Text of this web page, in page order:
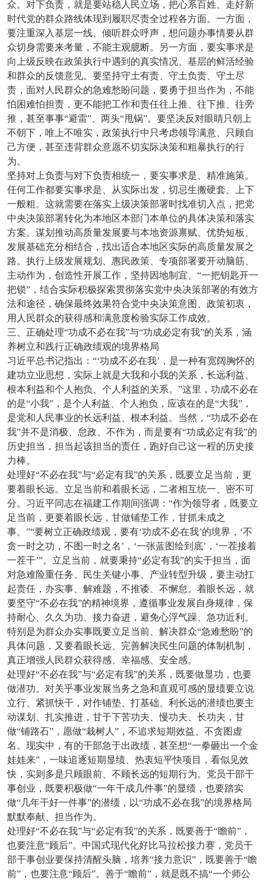
众。对下负责，就是要站稳人民立场，把心系百姓、走好新
时代党的群众路线体现到履职尽责全过程各方面。一方面，
要注重深入基层一线、倾听群众呼声，想问题办事情要从群
众切身需要来考量，不能主观臆断。另一方面，要实事求是
向上级反映在政策执行中遇到的真实情况、基层的鲜活经验
和群众的反馈意见。要坚持守土有责、守土负责、守土尽
责，面对人民群众的急难愁盼问题，要勇于担当作为，不能
怕困难怕担责，更不能把工作和责任往上推、往下推、往旁
推，甚至事事“避雷”、两头“甩锅”。要坚决反对眼睛只朝上
不朝下，唯上不唯实，政策执行中只考虑领导满意、只顾自
己方便，甚至违背群众意愿不切实际决策和粗暴执行的行
为。
坚持对上负责与对下负责相统一，要实事求是、精准施策。
任何工作都要实事求是、从实际出发，切忌生搬硬套、上下
一般粗。这就需要在落实上级决策部署时找准切入点，把党
中央决策部署转化为本地区本部门本单位的具体决策和落实
方案。谋划推动高质量发展要与本地资源禀赋、优势短板、
发展基础充分相结合，找出适合本地区实际的高质量发展之
路。执行上级发展规划、惠民政策、专项部署要开动脑筋、
主动作为，创造性开展工作，坚持因地制宜、“一把钥匙开一
把锁”，结合实际积极探索贯彻落实党中央决策部署的有效方
法和途径，确保最终效果符合党中央决策意图、政策初衷，
用人民群众的获得感和满意度检验实际工作成效。
三、正确处理“功成不必在我”与“功成必定有我”的关系，涵
养树立和践行正确政绩观的境界格局
习近平总书记指出：“‘功成不必在我’，是一种有宽阔胸怀的
建功立业思想，实际上就是大我和小我的关系，长远利益、
根本利益和个人抱负、个人利益的关系。”这里，功成不必在
的是“小我”，是个人利益、个人抱负，应该在的是“大我”，
是党和人民事业的长远利益、根本利益。当然，“功成不必在
我”并不是消极、怠政、不作为，而是要有“功成必定有我”的
历史担当，担当起该担当的责任，跑好自己这一程的历史接
力棒。
处理好“不必在我”与“必定有我”的关系，既要立足当前，更
要着眼长远。立足当前和着眼长远，二者相互统一、密不可
分。习近平同志在福建工作期间强调：“作为领导者，既要立
足当前，更要着眼长远，甘做铺垫工作，甘抓未成之
事。”“要树立正确政绩观，要有‘功成不必在我’的境界，‘不
贪一时之功，不图一时之名’，‘一张蓝图绘到底’，‘一茬接着
一茬干’”。立足当前，就要秉持“必定有我”的实干担当，面
对急难险重任务、民生关键小事、产业转型升级，要主动扛
起责任，办实事、解难题，不推诿、不懈怠。着眼长远，就
要坚守“不必在我”的精神境界，遵循事业发展自身规律，保
持耐心、久久为功、接力奋进，避免心浮气躁、急功近利。
特别是为群众办实事既要立足当前、解决群众“急难愁盼”的
具体问题，又要着眼长远、完善解决民生问题的体制机制，
真正增强人民群众获得感、幸福感、安全感。
处理好“不必在我”与“必定有我”的关系，既要做显功，也要
做潜功。对关乎事业发展当务之急和直观可感的显绩要立说
立行、紧抓快干，对作铺垫、打基础、利长远的潜绩也要主
动谋划、扎实推进，甘于下苦功夫、慢功夫、长功夫，甘
做“铺路石”，愿做“栽树人”，不追求短期效益、不贪图虚
名。现实中，有的干部急于出政绩，甚至想“一拳砸出一个金
娃娃来”，一味追逐短期显绩、热衷短平快项目，看似见效
快，实则多是只顾眼前、不顾长远的短期行为。党员干部干
事创业，既要积极做“一年干成几件事”的显绩，也要踏实
做“几年干好一件事”的潜绩，以“功成不必在我”的境界格局
默默奉献、担当作为。
处理好“不必在我”与“必定有我”的关系，既要善于“瞻前”，
也要注意“顾后”。中国式现代化好比马拉松接力赛，党员干
部干事创业要保持清醒头脑，培养“接力意识”，既要善于“瞻
前”，也要注意“顾后”。善于“瞻前”，就是既不搞“一个师公